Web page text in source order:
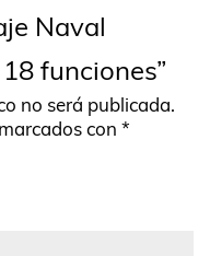
Naval
funciones”
no será publicada.
con *